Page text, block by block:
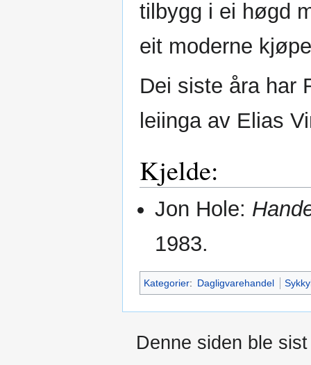
tilbygg i ei høgd
eit moderne
Dei siste åra har
leiinga av Elias
Kjelde:
Jon Hole:
1983.
Kategorier: Dagligvarehandel
Denne siden ble